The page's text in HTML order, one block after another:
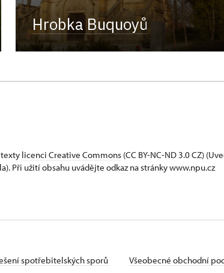
Hrobka Buquoyů
licenci Creative Commons (CC BY-NC-ND 3.0 CZ)
Při užití obsahu uvádějte odkaz na stránky www.npu.cz
spotřebitelských sporů Všeobecné obchodní